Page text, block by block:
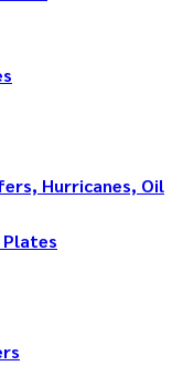
Hurricanes, Oil